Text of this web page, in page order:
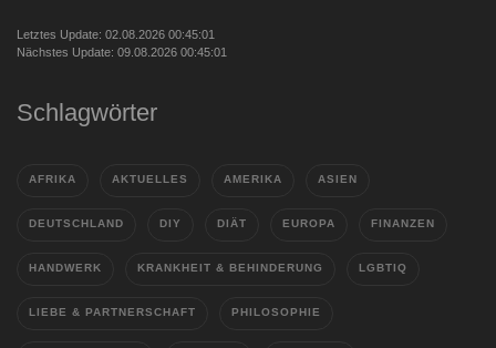
Letztes Update: 02.08.2026 00:45:01
Nächstes Update: 09.08.2026 00:45:01
Schlagwörter
AFRIKA AKTUELLES AMERIKA ASIEN
DEUTSCHLAND DIY DIÄT EUROPA FINANZEN
HANDWERK KRANKHEIT & BEHINDERUNG LGBTIQ
LIEBE & PARTNERSCHAFT PHILOSOPHIE